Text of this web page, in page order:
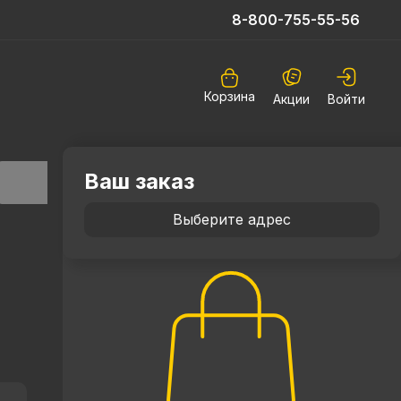
8-800-755-55-56
Корзина Акции Войти
Ваш заказ
Выберите адрес